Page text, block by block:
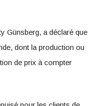
Günsberg, a déclaré que
dont la production ou
de prix à compter